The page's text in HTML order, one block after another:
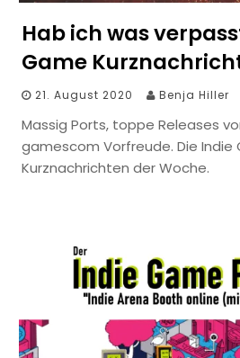
Hab ich was
Game
21. August 2020 Benja Hiller
Massig Ports, toppe Releases
gamescom Vorfreude. Die Indie
Kurznachrichten der Woche.